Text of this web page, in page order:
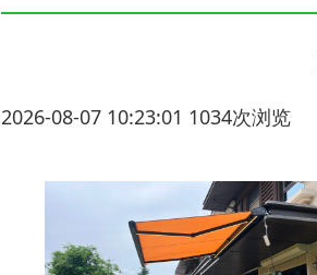
2026-08-07 10:23:01 1034次浏览